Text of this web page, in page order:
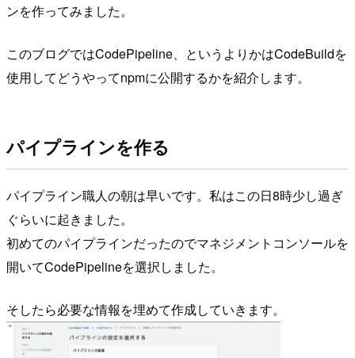
ンを作ってみました。
このブログではCodePipeline、というよりかはCodeBuildを
使用してどうやってnpmに公開するかを紹介します。
パイプラインを作る
パイプライン職人の朝は早いです。私はこの日8時少し過ぎ
ぐらいに起きました。
初めてのパイプラインだったのでマネジメントコンソールを
開いてCodePipelineを選択しました。
そしたら必要な情報を埋めて作成していきます。